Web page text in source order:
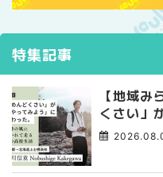
特集記事
【地域
くさい」
た。 十勝